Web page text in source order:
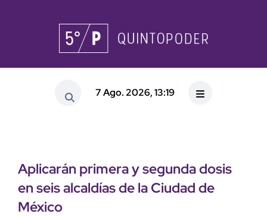
7 Ago. 2026, 13:19
Aplicarán primera y segunda dosis
en seis alcaldías de la Ciudad de
México